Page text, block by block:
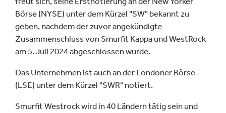
Börse (NYSE) unter dem Kürzel "SW" bekannt zu
geben, nachdem der zuvor angekündigte
Zusammenschluss von Smurfit Kappa und WestRock
am 5. Juli 2024 abgeschlossen wurde.
Das Unternehmen ist auch an der Londoner Börse
(LSE) unter dem Kürzel "SWR" notiert.
Smurfit Westrock wird in 40 Ländern tätig sein und